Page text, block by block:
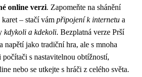
online verzi. Zapomeňte na shánění
– stačí vám připojení k internetu a
kdykoli a kdekoli. Bezplatná verze Prší
napětí jako tradiční hra, ale s mnoha
s nastavitelnou obtížností,
nebo se utkejte s hráči z celého světa.